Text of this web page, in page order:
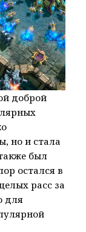
доброй
но и стала
был
остался в
расс за
для